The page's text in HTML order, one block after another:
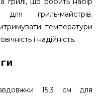
гриль-майстрів.
температури
і надійність.
15,3 см для